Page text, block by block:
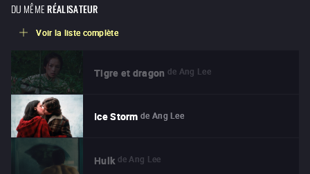
DU MÊME RÉALISATEUR
Voir la liste complète
Tigre et dragon de Ang Lee
Ice Storm de Ang Lee
Hulk de Ang Lee